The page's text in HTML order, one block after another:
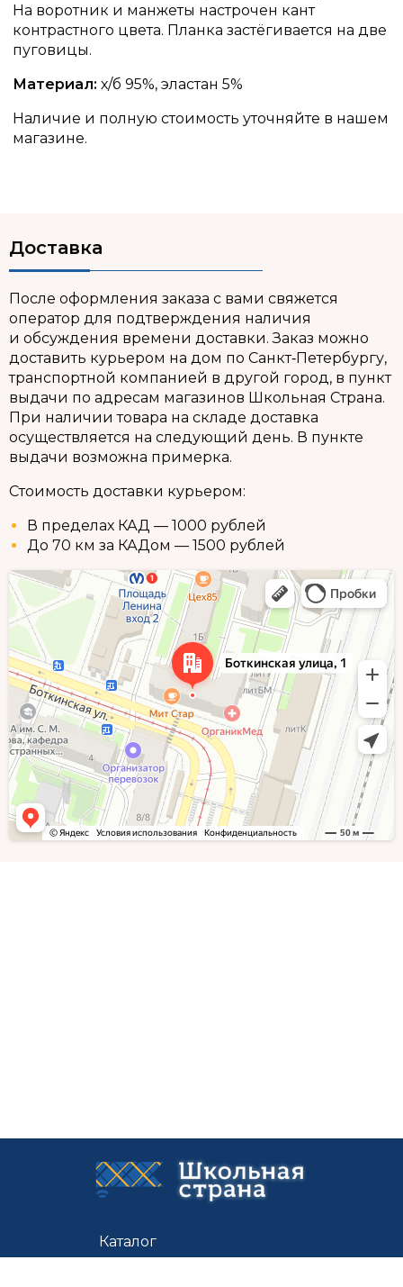
На воротник и манжеты настрочен кант
контрастного цвета. Планка застёгивается на две
пуговицы.
Материал: х/б 95%, эластан 5%
Наличие и полную стоимость уточняйте в нашем
магазине.
Доставка
После оформления заказа с вами свяжется
оператор для подтверждения наличия
и обсуждения времени доставки. Заказ можно
доставить курьером на дом по Санкт‑Петербургу,
транспортной компанией в другой город, в пункт
выдачи по адресам магазинов Школьная Страна.
При наличии товара на складе доставка
осуществляется на следующий день. В пункте
выдачи возможна примерка.
Стоимость доставки курьером:
В пределах КАД — 1000 рублей
До 70 км за КАДом — 1500 рублей
Каталог